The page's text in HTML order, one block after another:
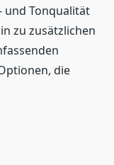
und Tonqualität
zu zusätzlichen
die